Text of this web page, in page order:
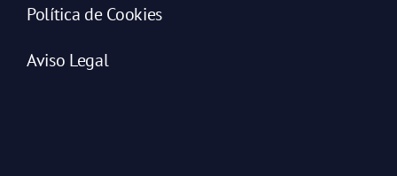
Política de Cookies
Aviso Legal